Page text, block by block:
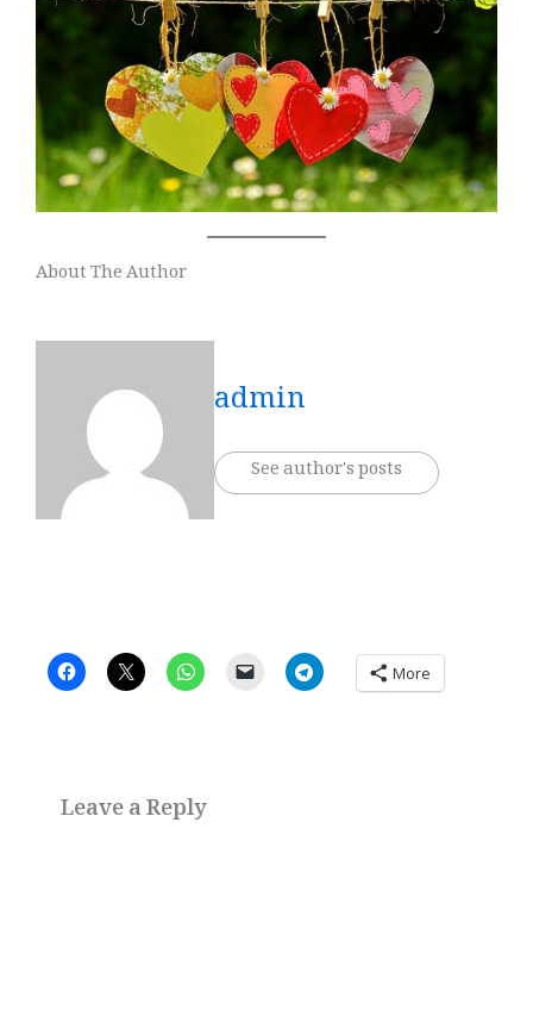
About The Author
admin
See author's posts
More
Leave a Reply